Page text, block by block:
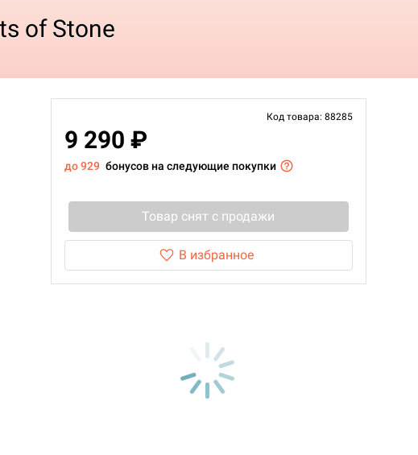
of Stone
Код товара: 88285
9 290 ₽
до 929 бонусов на следующие покупки
Товар снят с продажи
В избранное